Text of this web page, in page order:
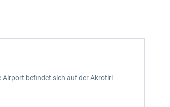
Airport befindet sich auf der Akrotiri-